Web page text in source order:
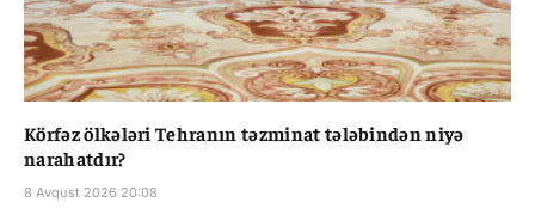
Körfəz ölkələri Tehranın təzminat tələbindən niyə
narahatdır?
8 Avqust 2026 20:08